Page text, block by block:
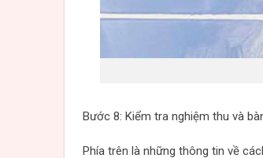
Bước 8: Kiểm tra nghiệm thu và
Phía trên là những thông tin về